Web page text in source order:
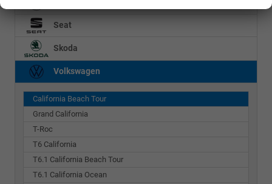
Seat
Skoda
Volkswagen
California Beach Tour
Grand California
T-Roc
T6 California
T6.1 California Beach Tour
T6.1 California Ocean